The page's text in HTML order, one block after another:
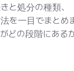
と処分の種類、
を一目でまとめ
どの段階にある